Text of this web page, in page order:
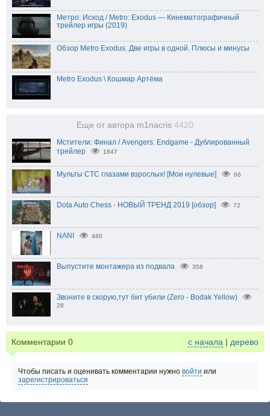
Метро: Исход / Metro: Exodus — Кинематографичный
трейлер игры (2019)
Обзор Metro Exodus. Две игры в одной. Плюсы и минусы
Metro Exodus \ Кошмар Артёма
Еще от автора m1nacris 4420
Мстители: Финал / Avengers: Endgame - Дублированный
трейлер
1847
Мульты СТС глазами взрослых! [Мои нулевые] 66
Dota Auto Chess - НОВЫЙ ТРЕНД 2019 [обзор] 72
NANI 480
Выпустите монтажера из подвала 358
Звоните в скорую,тут бит убили (Zero - Bodak Yellow)
28
Комментарии 0 с начала | дерево
Чтобы писать и оценивать комментарии нужно войти или
зарегистрироваться